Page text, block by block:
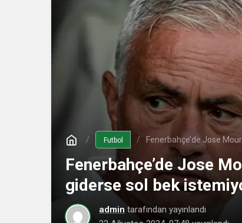
Futbol Fenerbahçe’de Jose
Fenerbahçe’de Jose
giderse sol bek
admin tarafından yayınlandı